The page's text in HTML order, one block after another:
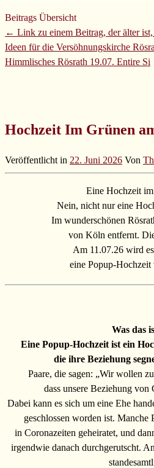
Beitrags Übersicht
← Link zu einem Beitrag, der älter
Ideen für die Versöhnungskirche
Himmlisches Rösrath 19.07. Entire Si
Hochzeit Im Grünen
Veröffentlicht in 22. Juni 2026 Von
Eine Hochzeit
Nein, nicht nur eine
Im wunderschönen
von Köln entfernt.
Am 11.07.26 wird
eine Popup-
Was das
Eine Popup-Hochzeit ist ein
die ihre Beziehung
Paare, die sagen: „Wir wollen
dass unsere Beziehung
Dabei kann es sich um eine Ehe
geschlossen worden ist. Manche
in Coronazeiten geheiratet, und
irgendwie danach durchgerutscht.